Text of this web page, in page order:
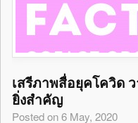
เสรีภาพสื่อยุคโควิด
ยิ่งสำคัญ
Posted on 6 May, 2020